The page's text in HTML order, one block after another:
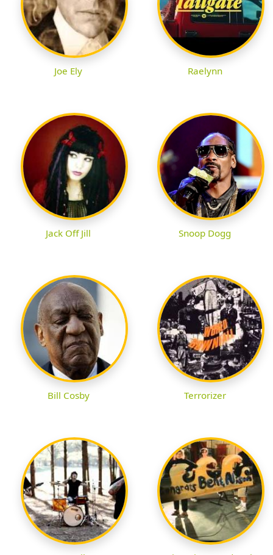
Joe Ely Raelynn
Jack Off Jill Snoop Dogg
Bill Cosby Terrorizer